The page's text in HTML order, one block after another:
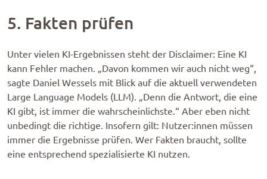
5. Fakten prüfen
Unter vielen KI-Ergebnissen steht der Disclaimer: Eine KI
kann Fehler machen. „Davon kommen wir auch nicht weg“,
sagte Daniel Wessels mit Blick auf die aktuell verwendeten
Large Language Models (LLM). „Denn die Antwort, die eine
KI gibt, ist immer die wahrscheinlichste.“ Aber eben nicht
unbedingt die richtige. Insofern gilt: Nutzer:innen müssen
immer die Ergebnisse prüfen. Wer Fakten braucht, sollte
eine entsprechend spezialisierte KI nutzen.